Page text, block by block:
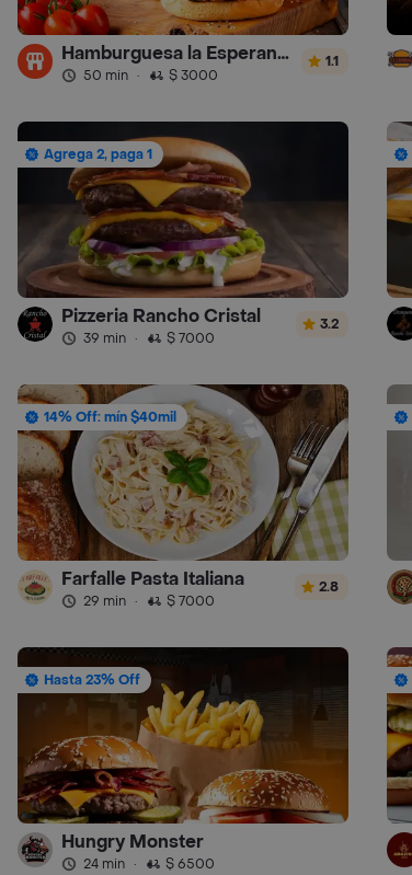
Hamburguesa la Esperanza
50 min · $ 3000
1.1
Agrega 2, paga 1
Pizzeria Rancho Cristal
39 min · $ 7000
3.2
14% Off: mín $40mil
Farfalle Pasta Italiana
29 min · $ 7000
2.8
Hasta 23% Off
Hungry Monster
24 min · $ 6500